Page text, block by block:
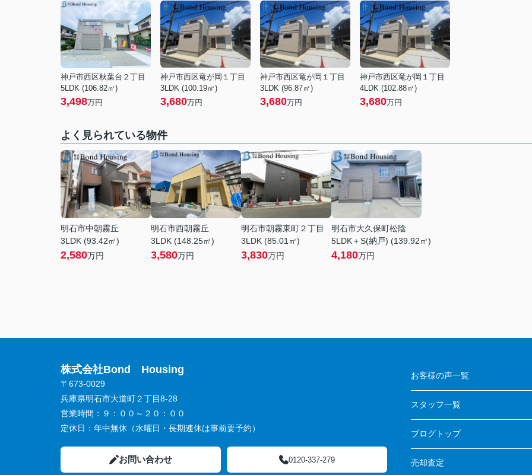
神戸市西区秋葉台２丁目
5LDK (106.82㎡)
3,498万円
神戸市西区竜が岡１丁目
3LDK (100.19㎡)
3,680万円
神戸市西区竜が岡１丁目
3LDK (96.87㎡)
3,680万円
神戸市西区竜が岡１丁目
4LDK (102.88㎡)
3,680万円
よく見られている物件
明石市中朝霧丘
3LDK (93.42㎡)
2,580万円
明石市西朝霧丘
3LDK (148.25㎡)
3,580万円
明石市朝霧東町２丁目
3LDK (85.01㎡)
3,830万円
明石市大久保町松陰
5LDK＋S(納戸) (139.92㎡)
4,180万円
株式会社Bond Housing
〒673-0029
兵庫県明石市大道町２丁目8-28
営業時間： ９：００～２０：００
定休日： 年中無休（水曜日・長期連休は事前要予約）
お問い合わせ 0120-337-279
お客様の声一覧
スタッフ一覧
ブログトップ
売却査定